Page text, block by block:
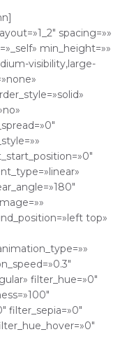
spacing=»»
min_height=»»
visibility,large-
top»
filter_hue=»0″
filter_sepia=»0″